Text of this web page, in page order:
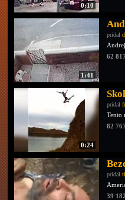
0:10
1:41
pridal
62
0:24
pridal
Tento
82
pridal
39